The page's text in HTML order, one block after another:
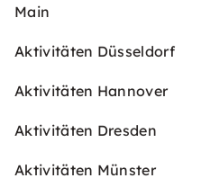
Main
Aktivitäten Düsseldorf
Aktivitäten Hannover
Aktivitäten Dresden
Aktivitäten Münster